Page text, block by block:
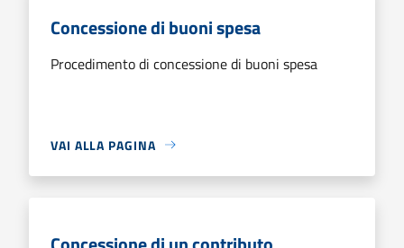
Concessione di buoni spesa
Procedimento di concessione di buoni spesa
VAI ALLA PAGINA